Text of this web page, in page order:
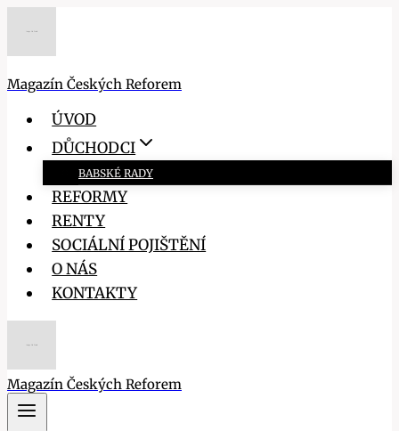
Magazín Českých Reforem
ÚVOD
DŮCHODCI
BABSKÉ RADY
REFORMY
RENTY
SOCIÁLNÍ POJIŠTĚNÍ
O NÁS
KONTAKTY
Magazín Českých Reforem